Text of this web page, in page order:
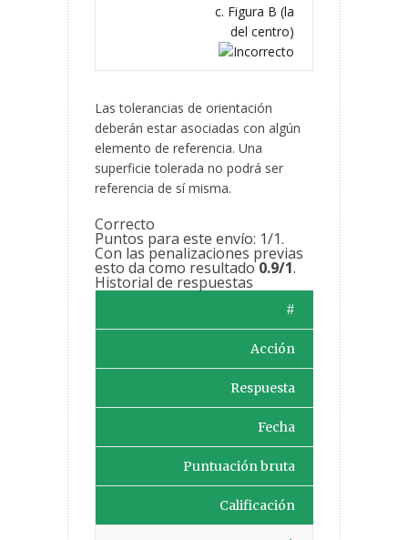
c. Figura B (la
del centro)
Las tolerancias de orientación
deberán estar asociadas con algún
elemento de referencia. Una
superficie tolerada no podrá ser
referencia de sí misma.
Correcto
Puntos para este envío: 1/1.
Con las penalizaciones previas
esto da como resultado0.9/1.
Historial de respuestas
#
Acción
Respuesta
Fecha
Puntuación bruta
Calificación